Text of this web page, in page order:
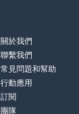
關於我們
聯繫我們
常見問題和幫助
行動應用
訂閱
團隊